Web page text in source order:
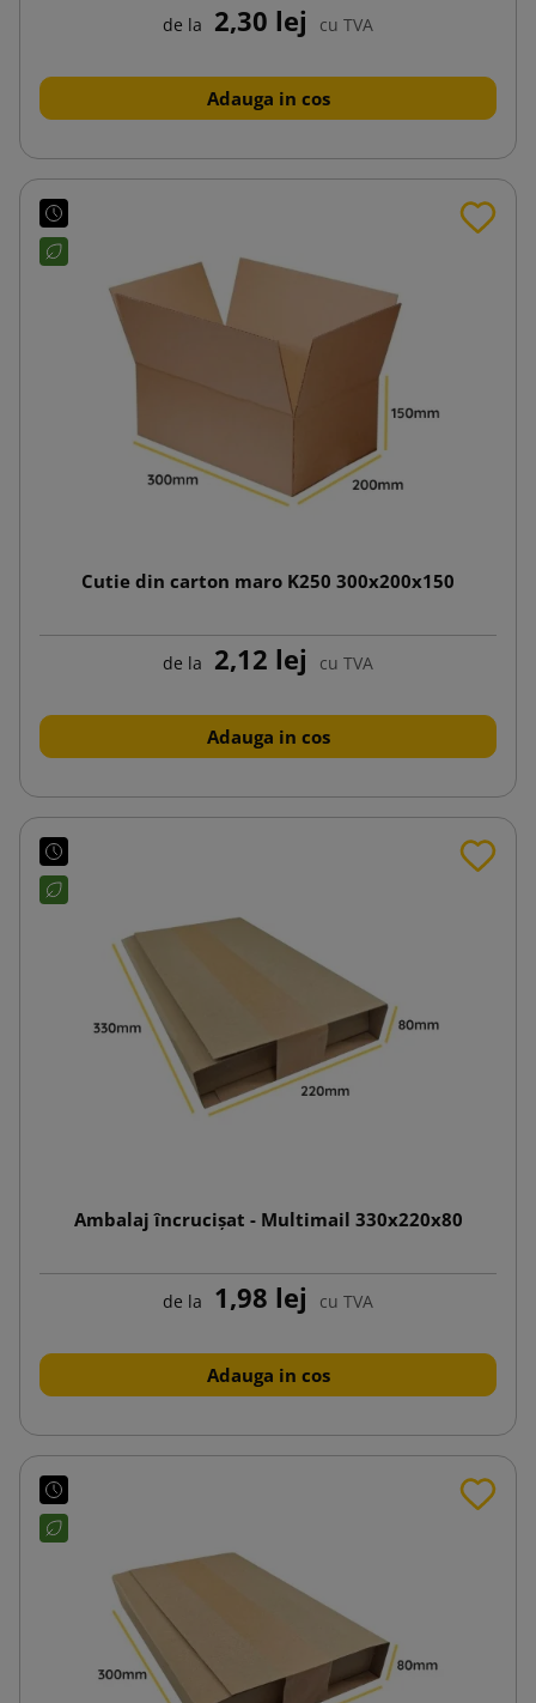
de la 2,30 lej cu TVA
Adauga in cos
Cutie din carton maro K250 300x200x150
de la 2,12 lej cu TVA
Adauga in cos
Ambalaj încrucișat - Multimail 330x220x80
de la 1,98 lej cu TVA
Adauga in cos